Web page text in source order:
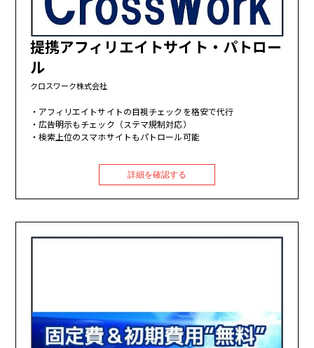
提携アフィリエイトサイト・パトロー
ル
クロスワーク株式会社
アフィリエイトサイトの目視チェックを格安で代行
広告明示もチェック（ステマ規制対応）
検索上位のスマホサイトもパトロール可能
詳細を確認する